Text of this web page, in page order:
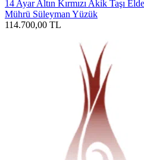
14 Ayar Altın Kırmızı Akik Taşı
Mührü Süleyman Yüzük
114.700,00 TL